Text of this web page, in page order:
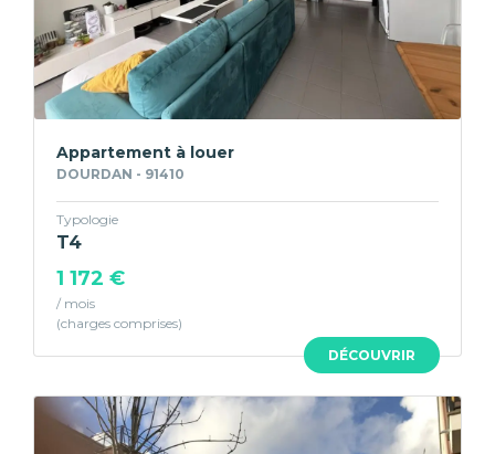
DÉCOUVRIR
Appartement à louer
DOURDAN - 91410
Typologie
T4
1 172 €
/ mois